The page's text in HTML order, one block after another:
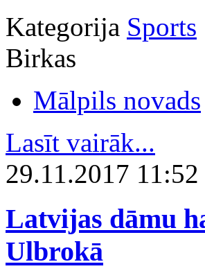
Kategorija Sports
Birkas
Mālpils novads
Lasīt vairāk...
29.11.2017 11:52
Latvijas dāmu
Ulbrokā